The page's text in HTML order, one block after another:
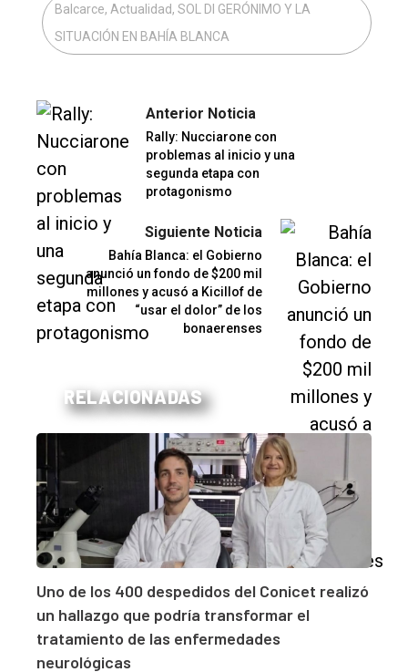
Balcarce, Actualidad, SOL DI GERÓNIMO Y LA
SITUACIÓN EN BAHÍA BLANCA
Anterior Noticia
Rally: Nucciarone con
problemas al inicio y una
segunda etapa con
protagonismo
Siguiente Noticia
Bahía Blanca: el Gobierno
anunció un fondo de $200 mil
millones y acusó a Kicillof de
“usar el dolor” de los
bonaerenses
RELACIONADAS
Uno de los 400 despedidos del Conicet realizó
un hallazgo que podría transformar el
tratamiento de las enfermedades
neurológicas